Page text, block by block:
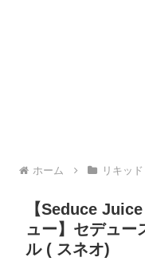
ホーム リキッド
【Seduce
ュー】セデュー
ル ( スネオ)